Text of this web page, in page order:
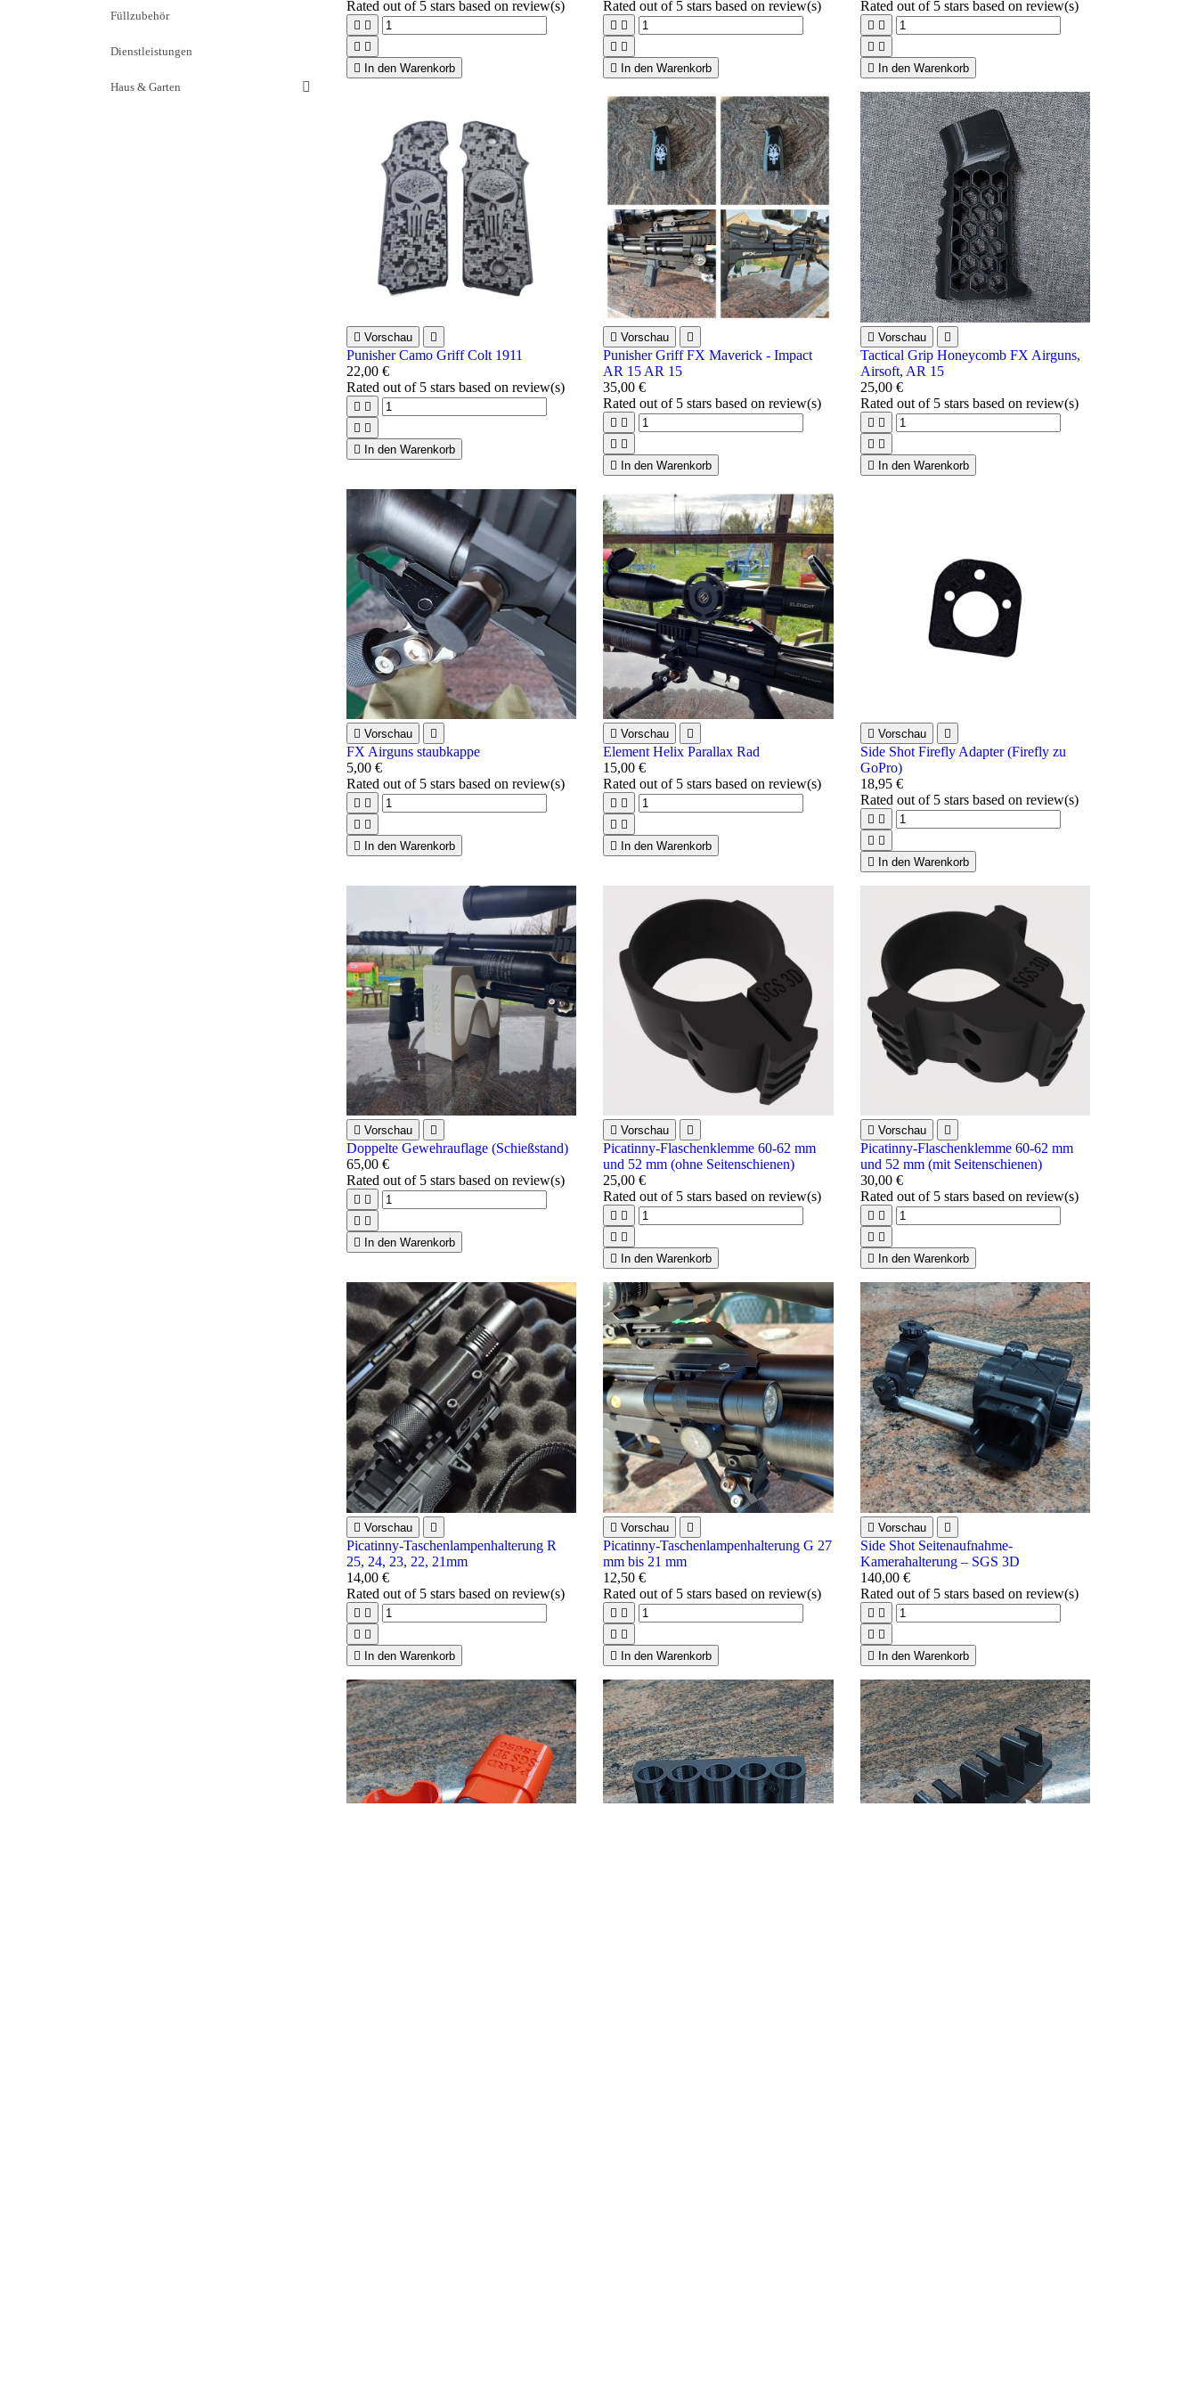
Füllzubehör
Dienstleistungen
Haus & Garten
Rated out of 5 stars based on review(s)
 
 

In den Warenkorb
Ratedout of 5 stars based onreview(s)
 
 

In den Warenkorb
Rated out of 5 stars based on review(s)
 
 

In den Warenkorb
 Vorschau 
Punisher Camo Griff Colt 1911
22,00 €
Rated out of 5 stars based on review(s)
 
 
 In den Warenkorb
 Vorschau 
Punisher Griff FX Maverick - Impact
AR 15 AR 15
35,00 €
Ratedout of 5 stars based onreview(s)
 
 
 In den Warenkorb
 Vorschau 
Tactical Grip Honeycomb FX Airguns,
Airsoft, AR 15
25,00 €
Rated out of 5 stars based on review(s)
 
 
 In den Warenkorb
 Vorschau 
FX Airguns staubkappe
5,00 €
Rated out of 5 stars based on review(s)
 
 

In den Warenkorb
 Vorschau 
Element Helix Parallax Rad
15,00 €
Ratedout of 5 stars based onreview(s)
 
 

In den Warenkorb
 Vorschau 
Side Shot Firefly Adapter (Firefly zu
GoPro)
18,95 €
Rated out of 5 stars based on review(s)
 
 

In den Warenkorb
 Vorschau 
Doppelte Gewehrauflage (Schießstand)
65,00 €
Rated out of 5 stars based on review(s)
 
 

In den Warenkorb
 Vorschau 
Picatinny-Flaschenklemme 60-62 mm
und 52 mm (ohne Seitenschienen)
25,00 €
Ratedout of 5 stars based onreview(s)
 
 

In den Warenkorb
 Vorschau 
Picatinny-Flaschenklemme 60-62 mm
und 52 mm (mit Seitenschienen)
30,00 €
Rated out of 5 stars based on review(s)
 
 

In den Warenkorb
 Vorschau 
Picatinny-Taschenlampenhalterung R
25, 24, 23, 22, 21mm
14,00 €
Rated out of 5 stars based on review(s)
 
 
 In den Warenkorb
 Vorschau 
Picatinny-Taschenlampenhalterung G 27
mm bis 21 mm
12,50 €
Ratedout of 5 stars based onreview(s)
 
 
 In den Warenkorb
 Vorschau 
Side Shot Seitenaufnahme-
Kamerahalterung – SGS 3D
140,00 €
Rated out of 5 stars based on review(s)
 
 
 In den Warenkorb